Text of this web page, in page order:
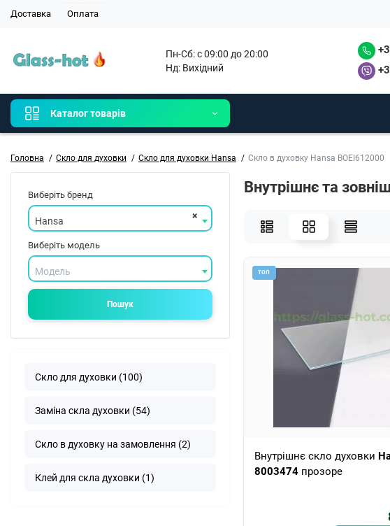
Доставка Оплата
Пн-Сб: с 09:00 до 20:00
Нд: Вихідний
Каталог товарів
Головна Скло для духовки Скло для духовки Hansa Скло в духовку Hansa BOEI612000
Виберіть бренд
×
Hansa
Виберіть модель
Модель
Пошук
Скло для духовки (100)
Заміна скла духовки (54)
Скло в духовку на замовлення (2)
Клей для скла духовки (1)
Внутрішнє та
ТОП
Внутрішнє скло духовки
8003474прозоре